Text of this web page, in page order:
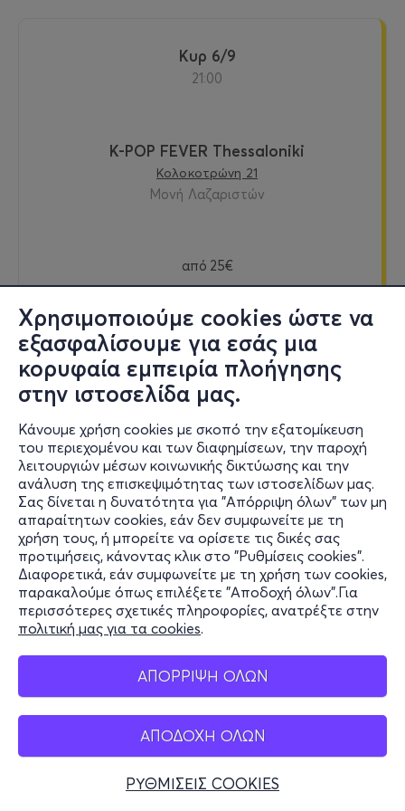
Χρησιμοποιούμε cookies ώστε να
εξασφαλίσουμε για εσάς μια
κορυφαία εμπειρία πλοήγησης
στην ιστοσελίδα μας.
Κάνουμε χρήση cookies με σκοπό την εξατομίκευση
του περιεχομένου και των διαφημίσεων, την παροχή
λειτουργιών μέσων κοινωνικής δικτύωσης και την
ανάλυση της επισκεψιμότητας των ιστοσελίδων μας.
Σας δίνεται η δυνατότητα για "Απόρριψη όλων" των μη
απαραίτητων cookies, εάν δεν συμφωνείτε με τη
χρήση τους, ή μπορείτε να ορίσετε τις δικές σας
προτιμήσεις, κάνοντας κλικ στο "Ρυθμίσεις cookies".
Διαφορετικά, εάν συμφωνείτε με τη χρήση των cookies,
παρακαλούμε όπως επιλέξετε "Αποδοχή όλων".Για
περισσότερες σχετικές πληροφορίες, ανατρέξτε στην
πολιτική μας για τα cookies.
ΑΠΟΡΡΙΨΗ ΟΛΩΝ
ΑΠΟΔΟΧΗ ΟΛΩΝ
ΡΥΘΜΙΣΕΙΣ COOKIES
Κυρ 6/9
21:00
K-POP FEVER Thessaloniki
Κολοκοτρώνη 21
Μονή Λαζαριστών
από 25€
Εισιτήρια